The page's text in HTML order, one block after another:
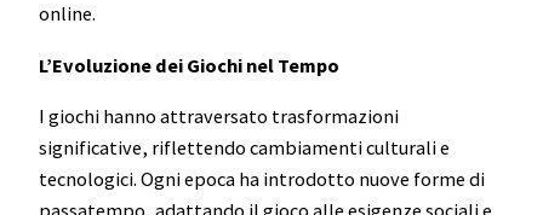
online.
L’Evoluzione dei Giochi nel Tempo
I giochi hanno attraversato trasformazioni
significative, riflettendo cambiamenti culturali e
tecnologici. Ogni epoca ha introdotto nuove forme di
passatempo, adattando il gioco alle esigenze sociali e